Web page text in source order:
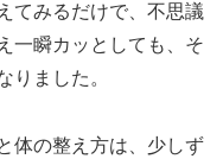
てみるだけで、不思議
一瞬カッとしても、そ
りました。
体の整え方は、少しず